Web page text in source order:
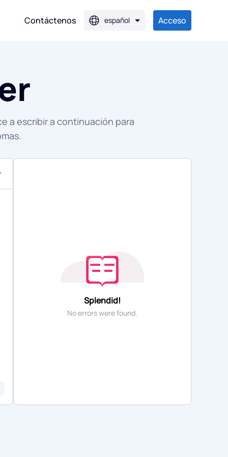
Contáctenos español Acceso
a escribir a continuación para
Splendid!
No errors were found.